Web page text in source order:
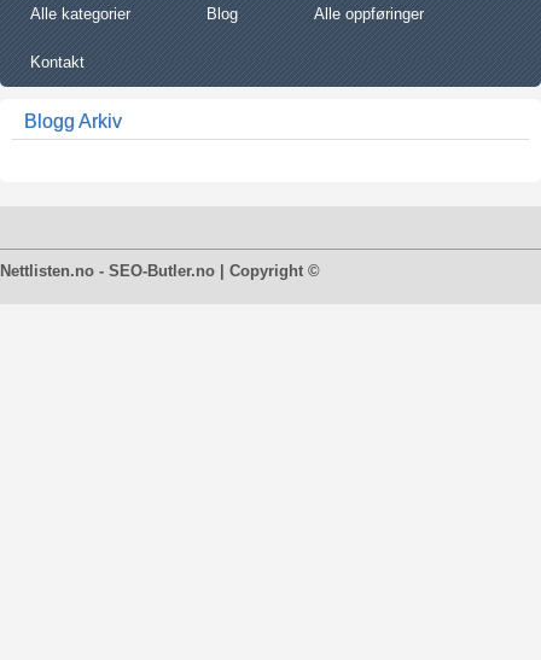
Alle kategorier Blog Alle oppføringer
Kontakt
Blogg Arkiv
Nettlisten.no - SEO-Butler.no | Copyright ©